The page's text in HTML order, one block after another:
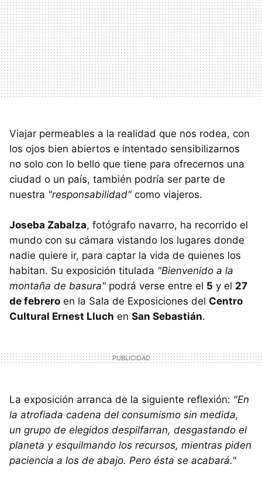
Viajar permeables a la realidad que nos rodea, con
los ojos bien abiertos e intentado sensibilizarnos
no solo con lo bello que tiene para ofrecernos una
ciudad o un país, también podría ser parte de
nuestra "responsabilidad" como viajeros.
Joseba Zabalza, fotógrafo navarro, ha recorrido el
mundo con su cámara vistando los lugares donde
nadie quiere ir, para captar la vida de quienes los
habitan. Su exposición titulada "Bienvenido a la
montaña de basura" podrá verse entre el 5 y el 27
de febrero en la Sala de Exposiciones del Centro
Cultural Ernest Lluch en San Sebastián.
La exposición arranca de la siguiente reflexión: "En
la atrofiada cadena del consumismo sin medida,
un grupo de elegidos despilfarran, desgastando el
planeta y esquilmando los recursos, mientras piden
paciencia a los de abajo. Pero ésta se acabará."